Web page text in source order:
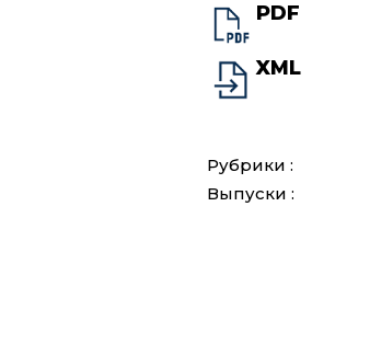
PDF
XML
Рубрики :
Выпуски :